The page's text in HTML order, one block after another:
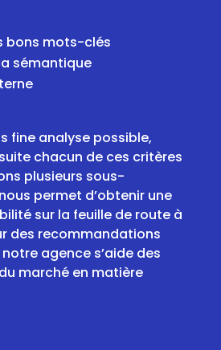
bons mots-clés
sémantique
fine analyse possible,
chacun de ces critères
plusieurs sous-
permet d’obtenir une
sur la feuille de route à
des recommandations
agence s’aide des
marché en matière